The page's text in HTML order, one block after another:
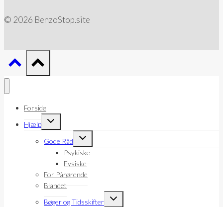
© 2026 BenzoStop.site
Forside
Hjælp
Skift
undermenu
Gode Råd
Skift
undermenu
Psykiske
Fysiske
For Pårørende
Blandet
Bøger og Tidsskifter
Skift
undermenu